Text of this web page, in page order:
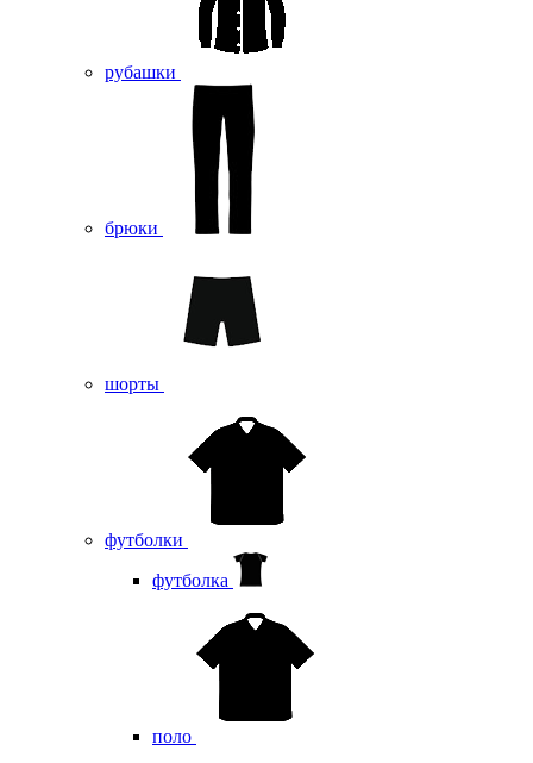
рубашки
брюки
шорты
футболки
футболка
поло